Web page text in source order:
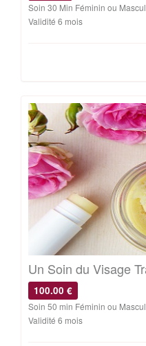
Soin 30 Min Féminin ou
Validité 6 mois
Un Soin du Visage
100.00 €
Soin 50 min Féminin ou
Validité 6 mois